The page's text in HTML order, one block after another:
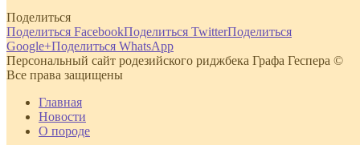
Поделиться
Поделиться FacebookПоделиться TwitterПоделиться
Google+Поделиться WhatsApp
Персональный сайт родезийского риджбека Графа Геспера ©
Все права защищены
Главная
Новости
О породе